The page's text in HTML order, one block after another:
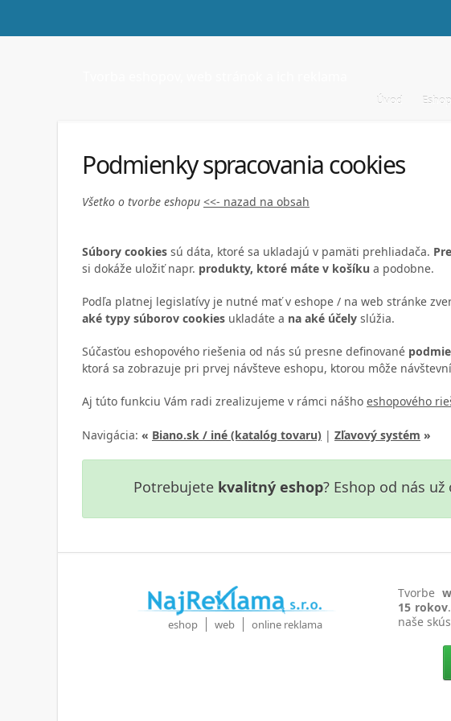
Úvod
Podmienky spracovania cookies
Všetko o tvorbe eshopu <<- nazad na obsah
Súbory cookies sú dáta, ktoré sa ukladajú v pamäti prehliadača.
si dokáže uložiť napr. produkty, ktoré máte v košíku a podobne.
Podľa platnej legislatívy je nutné mať v eshope / na web stránke
aké typy súborov cookies ukladáte a na aké účely slúžia.
Súčasťou eshopového riešenia od nás sú presne definované
ktorá sa zobrazuje pri prvej návšteve eshopu, ktorou môže
Aj túto funkciu Vám radi zrealizujeme v rámci nášho eshopového
Navigácia: « Biano.sk / iné (katalóg tovaru) | Zľavový systém »
Potrebujete kvalitný eshop? Eshop od nás už
eshop web online reklama
Tvorbe
15 rokov
naše